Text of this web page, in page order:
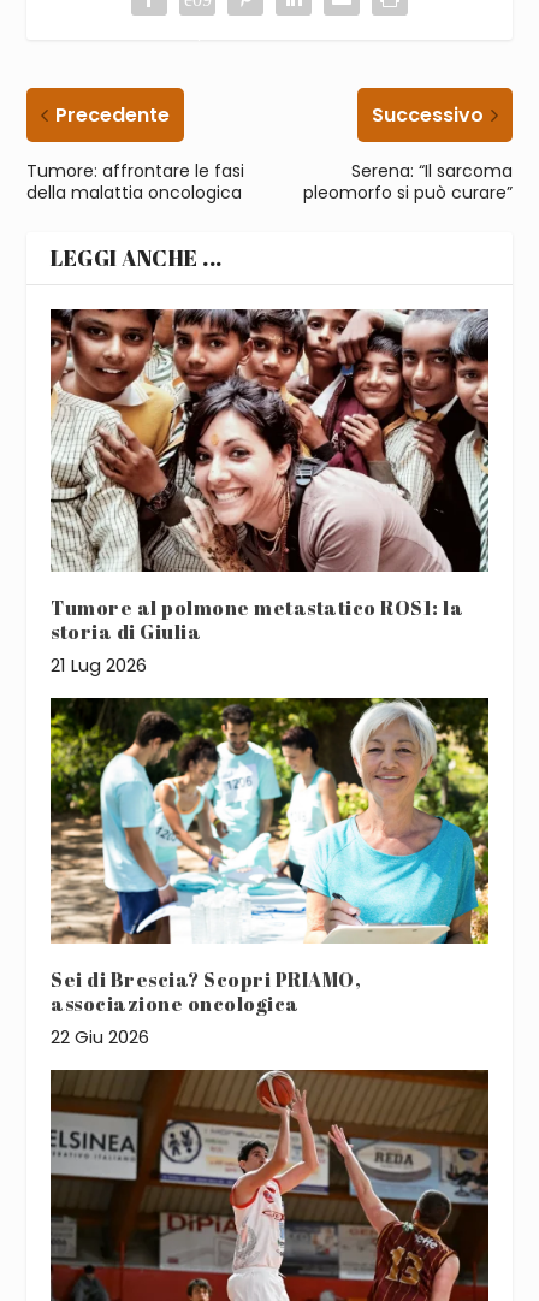
Precedente
Tumore: affrontare le fasi
della malattia oncologica
Successivo
Serena: “Il sarcoma
pleomorfo si può curare”
LEGGI ANCHE ...
Tumore al polmone metastatico ROS1: la
storia di Giulia
21 Lug 2026
Sei di Brescia? Scopri PRIAMO,
associazione oncologica
22 Giu 2026